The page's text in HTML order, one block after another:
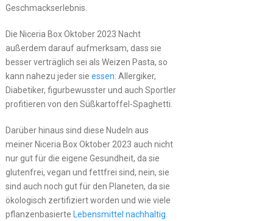
Geschmackserlebnis.
Die Niceria Box Oktober 2023 Nacht
außerdem darauf aufmerksam, dass sie
besser verträglich sei als Weizen Pasta, so
kann nahezu jeder sie essen: Allergiker,
Diabetiker, figurbewusster und auch Sportler
profitieren von den Süßkartoffel-Spaghetti.
Darüber hinaus sind diese Nudeln aus
meiner Niceria Box Oktober 2023 auch nicht
nur gut für die eigene Gesundheit, da sie
glutenfrei, vegan und fettfrei sind, nein, sie
sind auch noch gut für den Planeten, da sie
ökologisch zertifiziert worden und wie viele
pflanzenbasierte Lebensmittel nachhaltig